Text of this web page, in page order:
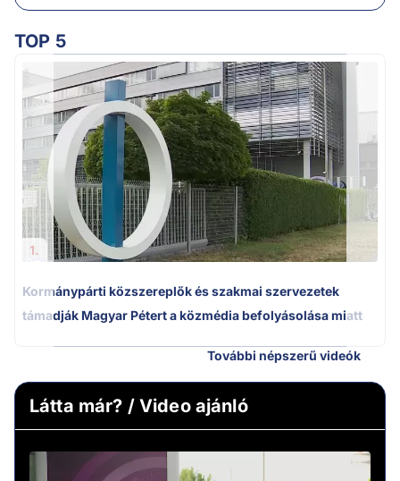
TOP 5
1.
Kormánypárti közszereplők és szakmai szervezetek
támadják Magyar Pétert a közmédia befolyásolása miatt
További népszerű videók
Látta már? / Video ajánló